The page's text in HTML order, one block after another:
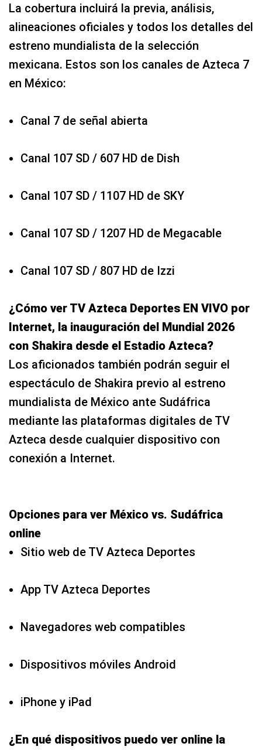
La cobertura incluirá la previa, análisis,
alineaciones oficiales y todos los detalles del
estreno mundialista de la selección
mexicana. Estos son los canales de Azteca 7
en México:
Canal 7 de señal abierta
Canal 107 SD / 607 HD de Dish
Canal 107 SD / 1107 HD de SKY
Canal 107 SD / 1207 HD de Megacable
Canal 107 SD / 807 HD de Izzi
¿Cómo ver TV Azteca Deportes EN VIVO por
Internet, la inauguración del Mundial 2026
con Shakira desde el Estadio Azteca?
Los aficionados también podrán seguir el
espectáculo de Shakira previo al estreno
mundialista de México ante Sudáfrica
mediante las plataformas digitales de TV
Azteca desde cualquier dispositivo con
conexión a Internet.
Opciones para ver México vs. Sudáfrica
online
Sitio web de TV Azteca Deportes
App TV Azteca Deportes
Navegadores web compatibles
Dispositivos móviles Android
iPhone y iPad
¿En qué dispositivos puedo ver online la